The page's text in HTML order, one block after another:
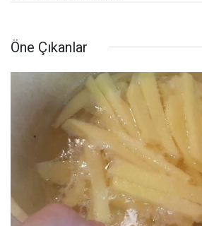
Öne Çıkanlar